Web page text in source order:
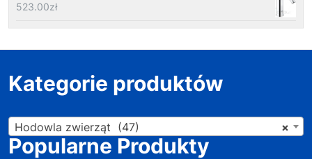
523.00zł
Kategorie produktów
×
Hodowla zwierząt (47)
Popularne Produkty